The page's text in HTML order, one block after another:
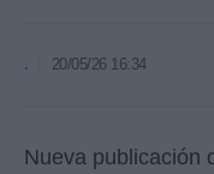
. 20/05/26 16:34
Nueva publicación